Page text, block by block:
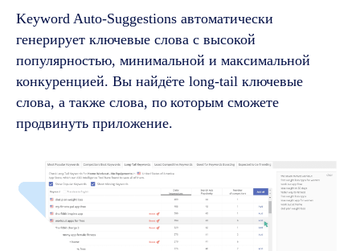
Keyword Auto-Suggestions автоматически
генерирует ключевые слова с высокой
популярностью, минимальной и максимальной
конкуренцией. Вы найдёте long-tail ключевые
слова, а также слова, по которым сможете
продвинуть приложение.